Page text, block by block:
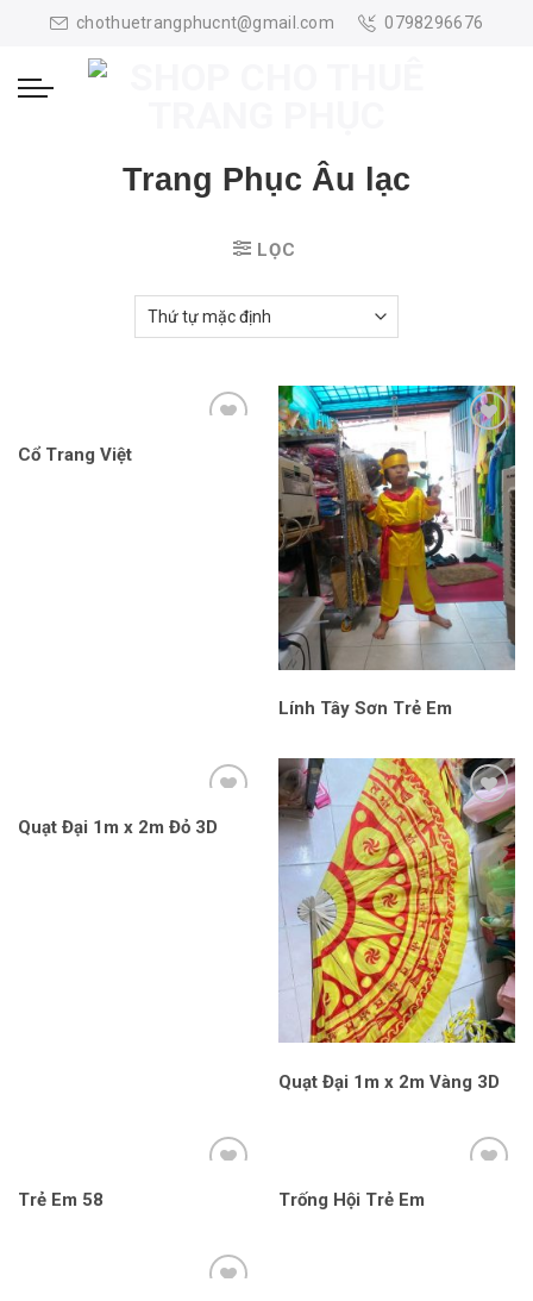
chothuetrangphucnt@gmail.com 0798296676
Trang Phục Âu lạc
LỌC
Cổ Trang Việt
Lính Tây Sơn Trẻ Em
Quạt Đại 1m x 2m Đỏ 3D
Quạt Đại 1m x 2m Vàng 3D
Trẻ Em 58 Trống Hội Trẻ Em